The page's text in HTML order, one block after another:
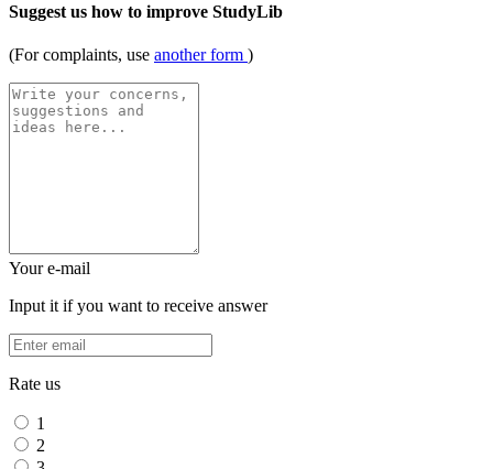
Suggest us how to improve StudyLib
(For complaints, use another form )
Your e-mail
Input it if you want to receive answer
Rate us
1
2